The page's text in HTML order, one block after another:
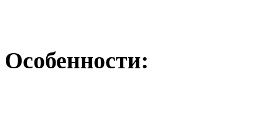
Особенности: